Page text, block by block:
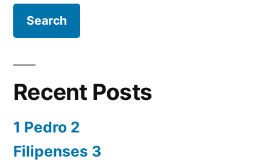
Recent Posts
1 Pedro 2
Filipenses 3